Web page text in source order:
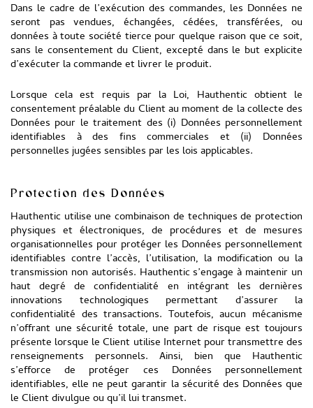
Dans le cadre de l’exécution des commandes, les Données ne
seront pas vendues, échangées, cédées, transférées, ou
données à toute société tierce pour quelque raison que ce soit,
sans le consentement du Client, excepté dans le but explicite
d’exécuter la commande et livrer le produit.
Lorsque cela est requis par la Loi, Hauthentic obtient le
consentement préalable du Client au moment de la collecte des
Données pour le traitement des (i) Données personnellement
identifiables à des fins commerciales et (ii) Données
personnelles jugées sensibles par les lois applicables.
Protection des Données
Hauthentic utilise une combinaison de techniques de protection
physiques et électroniques, de procédures et de mesures
organisationnelles pour protéger les Données personnellement
identifiables contre l’accès, l’utilisation, la modification ou la
transmission non autorisés. Hauthentic s’engage à maintenir un
haut degré de confidentialité en intégrant les dernières
innovations technologiques permettant d’assurer la
confidentialité des transactions. Toutefois, aucun mécanisme
n’offrant une sécurité totale, une part de risque est toujours
présente lorsque le Client utilise Internet pour transmettre des
renseignements personnels. Ainsi, bien que Hauthentic
s’efforce de protéger ces Données personnellement
identifiables, elle ne peut garantir la sécurité des Données que
le Client divulgue ou qu’il lui transmet.